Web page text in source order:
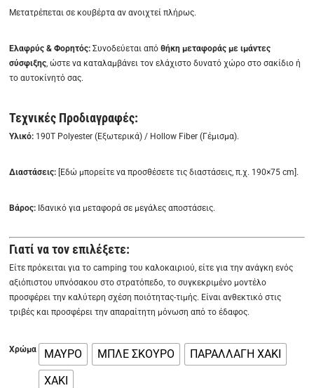
Μετατρέπεται σε κουβέρτα αν ανοιχτεί πλήρως.
Ελαφρύς & Φορητός: Συνοδεύεται απόθήκη μεταφοράς με ιμάντες
σύσφιξης, ώστε να καταλαμβάνει τον ελάχιστο δυνατό χώρο στο σακίδιο ή
το αυτοκίνητό σας.
Τεχνικές Προδιαγραφές:
Υλικό: 190T Polyester (Εξωτερικά) / Hollow Fiber (Γέμισμα).
Διαστάσεις: [Εδώ μπορείτε να προσθέσετε τις διαστάσεις, π.χ. 190×75 cm].
Βάρος: Ιδανικό για μεταφορά σε μεγάλες αποστάσεις.
Γιατί να τον επιλέξετε:
Είτε πρόκειται για το camping του καλοκαιριού, είτε για την ανάγκη ενός
αξιόπιστου υπνόσακου στο στρατόπεδο, το συγκεκριμένο μοντέλο
προσφέρει την καλύτερη σχέση ποιότητας-τιμής. Είναι ανθεκτικό στις
τριβές και προσφέρει την απαραίτητη μόνωση από το έδαφος.
Χρώμα ΜΑΥΡΟ ΜΠΛΕ ΣΚΟΥΡΟ
ΠΑΡΑΛΛΑΓΗ ΧΑΚΙ
ΧΑΚΙ